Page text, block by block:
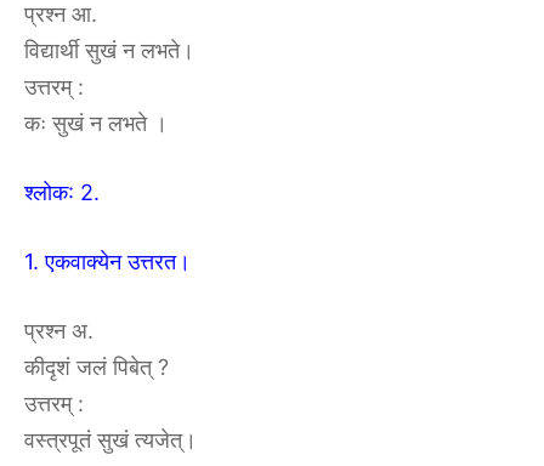
प्रश्न आ.
विद्यार्थी सुखं न लभते।
उत्तरम् :
कः सुखं न लभते ।
श्लोक: 2.
1. एकवाक्येन उत्तरत।
प्रश्न अ.
कीदृशं जलं पिबेत् ?
उत्तरम् :
वस्त्रपूतं सुखं त्यजेत्।